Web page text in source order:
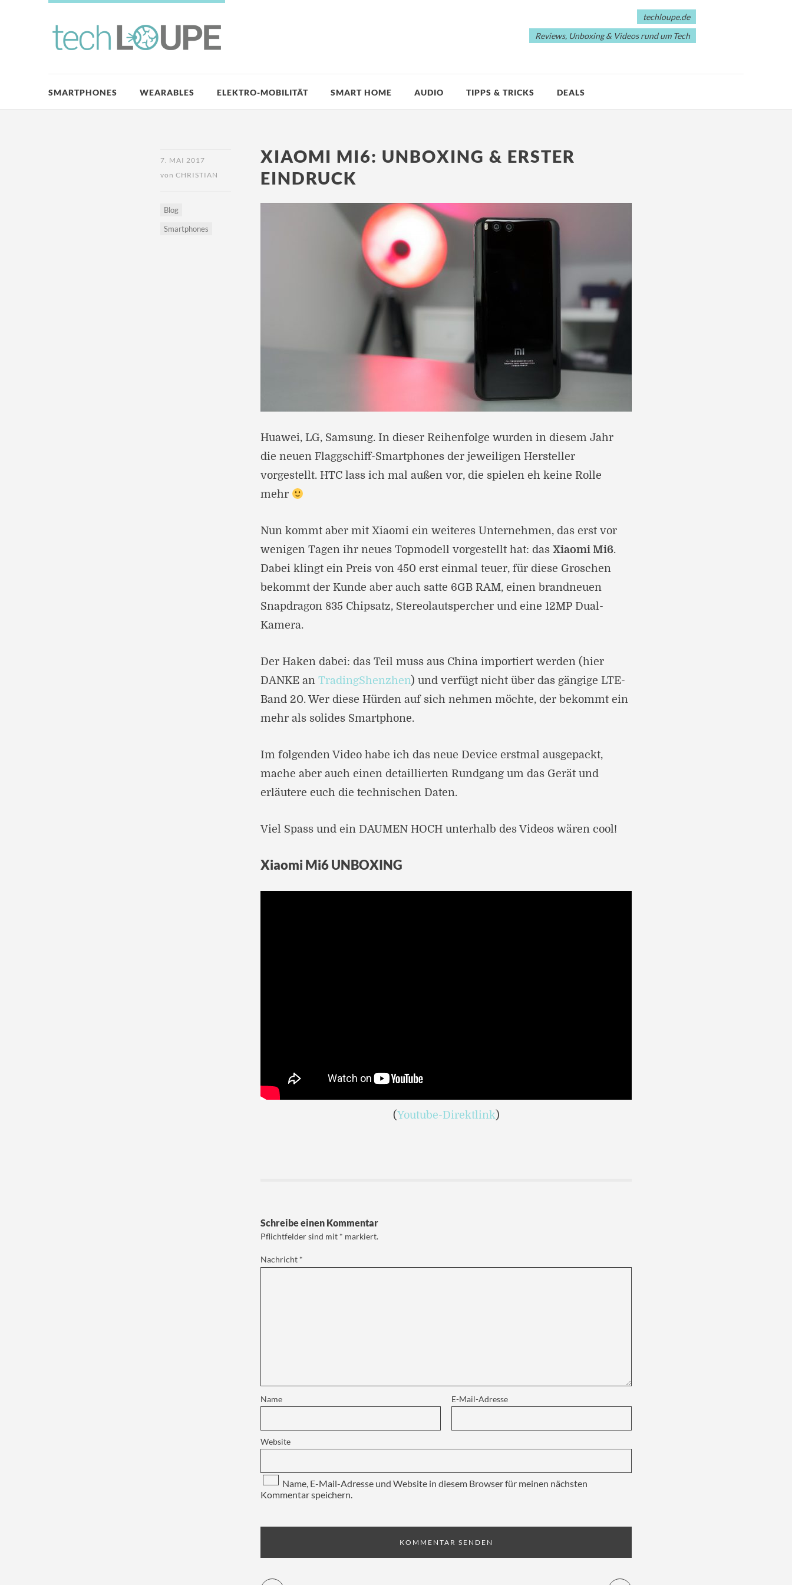
techloupe.de
Reviews, Unboxing & Videos rund um Tech
SMARTPHONES WEARABLES ELEKTRO-MOBILITÄT SMART HOME AUDIO TIPPS & TRICKS DEALS
7. MAI 2017
von CHRISTIAN
Blog
Smartphones
XIAOMI MI6: UNBOXING & ERSTER
EINDRUCK
Huawei, LG, Samsung. In dieser Reihenfolge wurden in diesem Jahr
die neuen Flaggschiff-Smartphones der jeweiligen Hersteller
vorgestellt. HTC lass ich mal außen vor, die spielen eh keine Rolle
mehr
Nun kommt aber mit Xiaomi ein weiteres Unternehmen, das erst vor
wenigen Tagen ihr neues Topmodell vorgestellt hat: das Xiaomi Mi6.
Dabei klingt ein Preis von 450 erst einmal teuer, für diese Groschen
bekommt der Kunde aber auch satte 6GB RAM, einen brandneuen
Snapdragon 835 Chipsatz, Stereolautspercher und eine 12MP Dual-
Kamera.
Der Haken dabei: das Teil muss aus China importiert werden (hier
DANKE an TradingShenzhen) und verfügt nicht über das gängige LTE-
Band 20. Wer diese Hürden auf sich nehmen möchte, der bekommt ein
mehr als solides Smartphone.
Im folgenden Video habe ich das neue Device erstmal ausgepackt,
mache aber auch einen detaillierten Rundgang um das Gerät und
erläutere euch die technischen Daten.
Viel Spass und ein DAUMEN HOCH unterhalb des Videos wären cool!
Xiaomi Mi6 UNBOXING
(Youtube-Direktlink)
Schreibe einen Kommentar
Pflichtfelder sind mit * markiert.
Nachricht *
Name E-Mail-Adresse
Website
Name, E-Mail-Adresse und Website in diesem Browser für meinen nächsten
Kommentar speichern.